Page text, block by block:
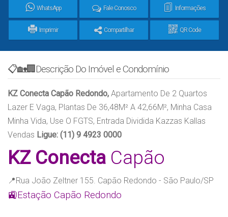
WhatsApp Fale Conosco Informações
Imprimir Compartilhar QR Code
📋🏡🏢Descrição Do Imóvel e Condomínio
KZ Conecta Capão Redondo, Apartamento De 2 Quartos
Lazer E Vaga, Plantas De 36,48M² A 42,66M², Minha Casa
Minha Vida, Use O FGTS, Entrada Dividida Kazzas Kallas
Vendas Ligue: (11) 9 4923 0000
KZ Conecta Capão
📍Rua João Zeltner 155. Capão Redondo - São Paulo/SP
🚉Estação Capão Redondo